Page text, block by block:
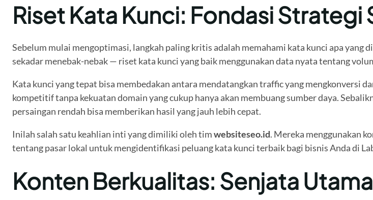
Riset Kata Kunci: Fondasi Strategi
Sebelum mulai mengoptimasi, langkah paling kritis adalah memahami kata kunci apa yang
sekadar menebak-nebak — riset kata kunci yang baik menggunakan data nyata tentang
Kata kunci yang tepat bisa membedakan antara mendatangkan traffic yang mengkonversi
kompetitif tanpa kekuatan domain yang cukup hanya akan membuang sumber daya.
persaingan rendah bisa memberikan hasil yang jauh lebih cepat.
Inilah salah satu keahlian inti yang dimiliki oleh timwebsiteseo.id. Mereka menggunakan
tentang pasar lokal untuk mengidentifikasi peluang kata kunci terbaik bagi bisnis Anda di
Konten Berkualitas: Senjata